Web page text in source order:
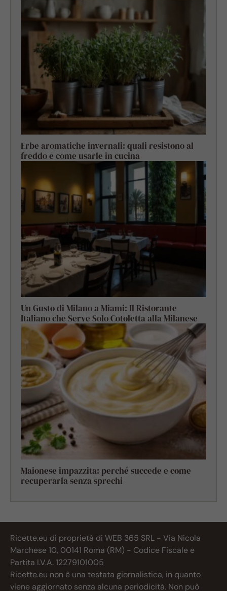
Erbe aromatiche invernali: quali resistono al
freddo e come usarle in cucina
Un Gusto di Milano a Miami: Il Ristorante
Italiano che Serve Solo Cotoletta alla Milanese
Maionese impazzita: perché succede e come
recuperarla senza sprechi
Ricette.eu di proprietà di WEB 365 SRL - Via Nicola
Marchese 10, 00141 Roma (RM) - Codice Fiscale e
Partita I.V.A. 12279101005
Ricette.eu non è una testata giornalistica, in quanto
viene aggiornato senza alcuna periodicità. Non può